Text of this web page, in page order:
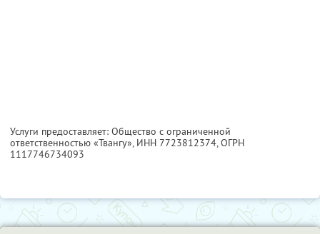
Услуги предоставляет: Общество с ограниченной
ответственностью «Твангу», ИНН 7723812374, ОГРН
1117746734093